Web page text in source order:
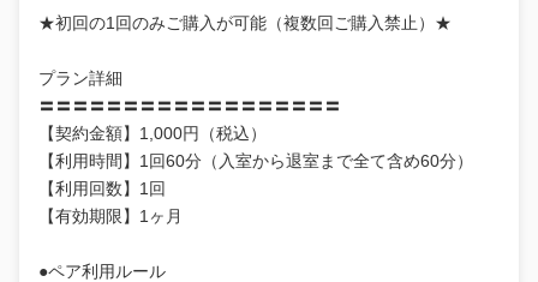
★初回の1回のみご購入が可能（複数回ご購入禁止）★
プラン詳細
〓〓〓〓〓〓〓〓〓〓〓〓〓〓〓〓〓〓
【契約金額】1,000円（税込）
【利用時間】1回60分（入室から退室まで全て含め60分）
【利用回数】1回
【有効期限】1ヶ月
●ペア利用ルール